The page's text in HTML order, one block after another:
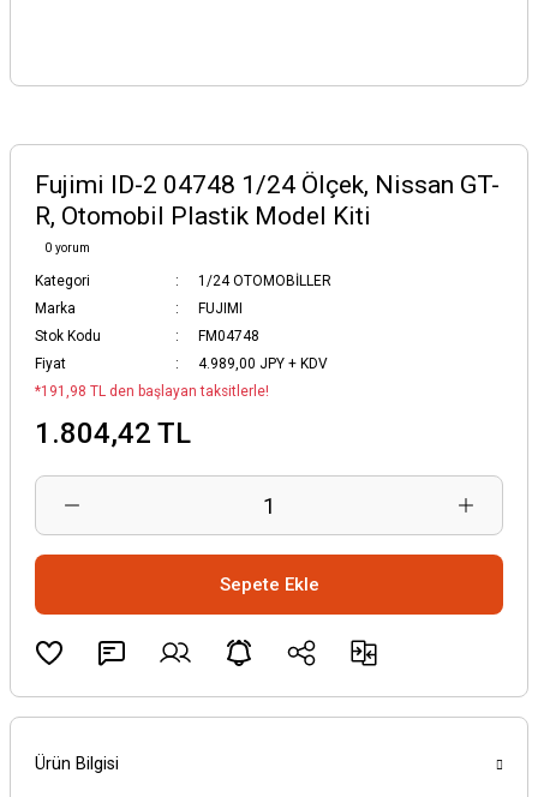
Fujimi ID-2 04748 1/24 Ölçek, Nissan GT-
R, Otomobil Plastik Model Kiti
0 yorum
Kategori
1/24 OTOMOBİLLER
Marka
FUJIMI
Stok Kodu
FM04748
Fiyat
4.989,00 JPY + KDV
*191,98 TL den başlayan taksitlerle!
1.804,42 TL
Sepete Ekle
Ürün Bilgisi